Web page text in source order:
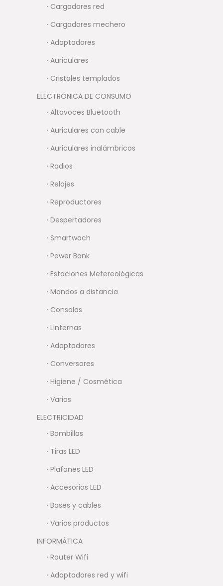
· Cargadores red
· Cargadores mechero
· Adaptadores
· Auriculares
· Cristales templados
ELECTRÓNICA DE CONSUMO
· Altavoces Bluetooth
· Auriculares con cable
· Auriculares inalámbricos
· Radios
· Relojes
· Reproductores
· Despertadores
· Smartwach
· Power Bank
· Estaciones Metereológicas
· Mandos a distancia
· Consolas
· Linternas
· Adaptadores
· Conversores
· Higiene / Cosmética
· Varios
ELECTRICIDAD
· Bombillas
· Tiras LED
· Plafones LED
· Accesorios LED
· Bases y cables
· Varios productos
INFORMÁTICA
· Router Wifi
· Adaptadores red y wifi